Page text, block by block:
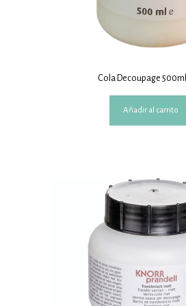
Cola Decoupage 500ml
Añadir al carrito